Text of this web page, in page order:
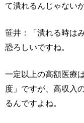
て潰れるんじゃない
笹井：「潰れる時は
恐ろしいですね。
一定以上の高額医療
度」ですが、高収入
るんですよね。